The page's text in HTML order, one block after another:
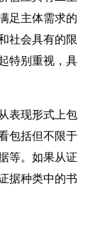
足主体需求的
社会具有的限
特别重视，具
表现形式上包
包括但不限于
等。如果从证
据种类中的书